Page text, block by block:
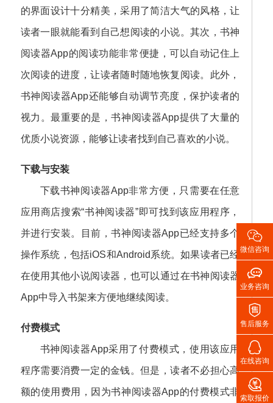
的界面设计十分精美，采用了简洁大气的风格，让
读者一眼就能看到自己想阅读的小说。其次，书神
阅读器App的阅读功能非常便捷，可以自动记住上
次阅读的进度，让读者随时随地恢复阅读。此外，
书神阅读器App还能够自动调节亮度，保护读者的
视力。最重要的是，书神阅读器App提供了大量的
优质小说资源，能够让读者找到自己喜欢的小说。
下载与安装
下载书神阅读器App非常方便，只需要在任意
应用商店搜索“书神阅读器”即可找到该应用程序，
并进行安装。目前，书神阅读器App已经支持多个
操作系统，包括iOS和Android系统。如果读者已经
在使用其他小说阅读器，也可以通过在书神阅读器
App中导入书架来方便地继续阅读。
付费模式
书神阅读器App采用了付费模式，使用该应用
程序需要消费一定的金钱。但是，读者不必担心高
额的使用费用，因为书神阅读器App的付费模式非

微信咨询

业务咨询

售后服务

在线咨询

索取报价